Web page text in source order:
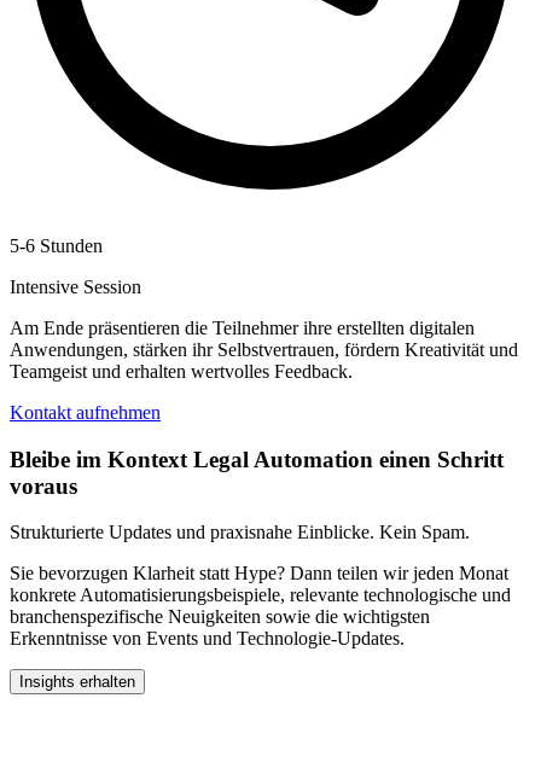
5-6 Stunden
Intensive Session
Am Ende präsentieren die Teilnehmer ihre erstellten digitalen
Anwendungen, stärken ihr Selbstvertrauen, fördern Kreativität und
Teamgeist und erhalten wertvolles Feedback.
Kontakt aufnehmen
Bleibe im Kontext Legal Automation einen Schritt
voraus
Strukturierte Updates und praxisnahe Einblicke. Kein Spam.
Sie bevorzugen Klarheit statt Hype? Dann teilen wir jeden Monat
konkrete Automatisierungsbeispiele, relevante technologische und
branchenspezifische Neuigkeiten sowie die wichtigsten
Erkenntnisse von Events und Technologie-Updates.
Insights erhalten